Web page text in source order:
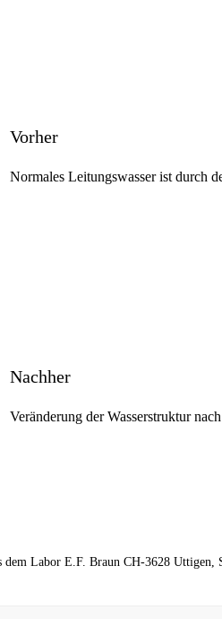
Vorher
Normales Leitungswasser ist durch
Nachher
Veränderung der Wasserstruktur
dem Labor E.F. Braun CH-3628